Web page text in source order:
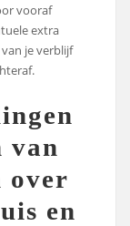
vooraf
extra
je verblijf
van
over
en